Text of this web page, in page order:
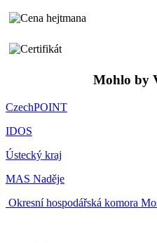
Mohlo by
CzechPOINT
IDOS
Ústecký kraj
MAS Naděje
Okresní hospodářská komora